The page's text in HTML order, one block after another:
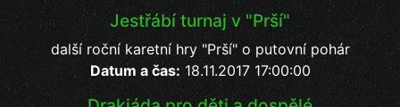
Jestřábí turnaj v "Prší"
další roční karetní hry "Prší" o putovní pohár
Datum a čas: 18.11.2017 17:00:00